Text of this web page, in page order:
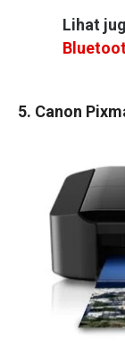
Lihat
5. Canon